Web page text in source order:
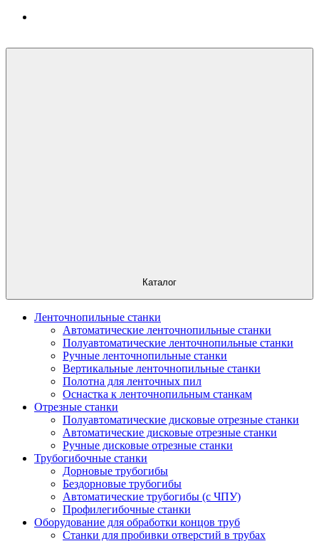
Каталог
Ленточнопильные станки
Автоматические ленточнопильные станки
Полуавтоматические ленточнопильные станки
Ручные ленточнопильные станки
Вертикальные ленточнопильные станки
Полотна для ленточных пил
Оснастка к ленточнопильным станкам
Отрезные станки
Полуавтоматические дисковые отрезные станки
Автоматические дисковые отрезные станки
Ручные дисковые отрезные станки
Трубогибочные станки
Дорновые трубогибы
Бездорновые трубогибы
Автоматические трубогибы (с ЧПУ)
Профилегибочные станки
Оборудование для обработки концов труб
Станки для пробивки отверстий в трубах